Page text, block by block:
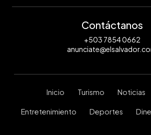
Contáctanos
+503 7854 0662
Inicio Turismo Noticias
Entretenimiento Deportes